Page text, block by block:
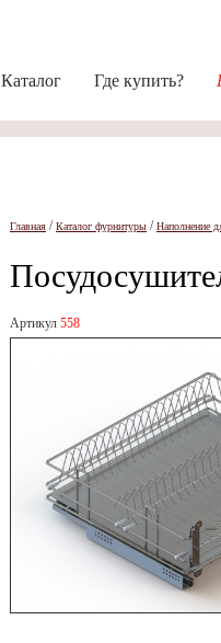
Каталог Где купить?
Главная /Каталог фурнитуры /Наполнение
Артикул 558